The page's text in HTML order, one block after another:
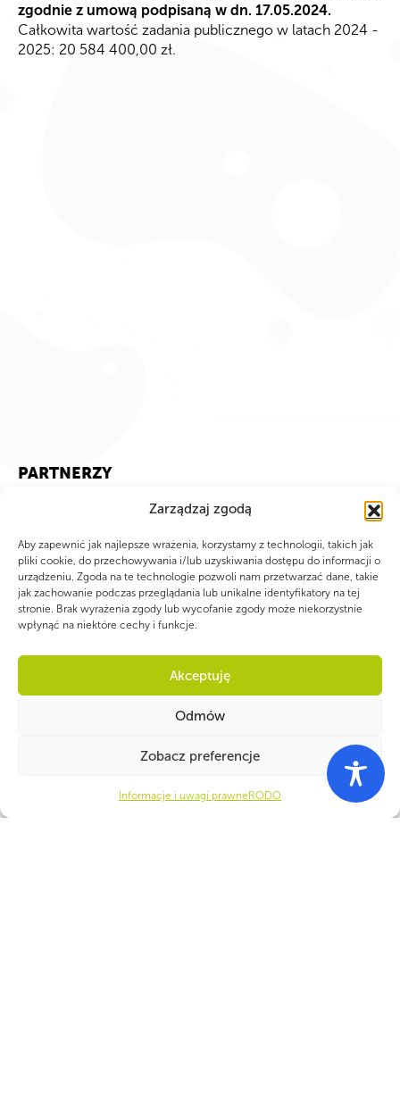
Zarządzaj zgodą
Aby zapewnić jak najlepsze wrażenia, korzystamy z technologii, takich jak
pliki cookie, do przechowywania i/lub uzyskiwania dostępu do informacji o
urządzeniu. Zgoda na te technologie pozwoli nam przetwarzać dane, takie
jak zachowanie podczas przeglądania lub unikalne identyfikatory na tej
stronie. Brak wyrażenia zgody lub wycofanie zgody może niekorzystnie
wpłynąć na niektóre cechy i funkcje.
Akceptuję
Odmów
Zobacz preferencje
Informacje i uwagi prawne RODO
zgodnie z umową podpisaną w dn. 17.05.2024.
Całkowita wartość zadania publicznego w latach 2024 -
2025: 20 584 400,00 zł.
PARTNERZY